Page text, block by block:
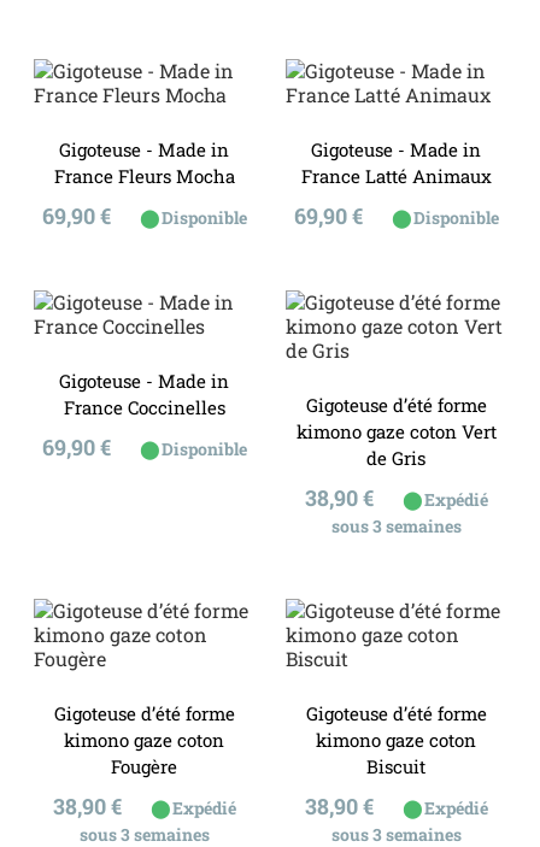
Gigoteuse - Made in
France Fleurs Mocha
Prix
69,90 € ⬤Disponible
Gigoteuse - Made in
France Latté Animaux
Prix
69,90 € ⬤Disponible
Gigoteuse - Made in
France Coccinelles
Prix
69,90 € ⬤Disponible
Gigoteuse d’été forme
kimono gaze coton Vert
de Gris
Prix
38,90 € ⬤Expédié
sous 3 semaines
Gigoteuse d’été forme
kimono gaze coton
Fougère
Prix
38,90 € ⬤Expédié
sous 3 semaines
Gigoteuse d’été forme
kimono gaze coton
Biscuit
Prix
38,90 € ⬤Expédié
sous 3 semaines